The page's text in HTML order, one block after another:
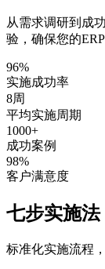
从需求调研到成
验，确保您的
96%
实施成功率
8周
平均实施周期
1000+
成功案例
98%
客户满意度
七步实施法
标准化实施流程